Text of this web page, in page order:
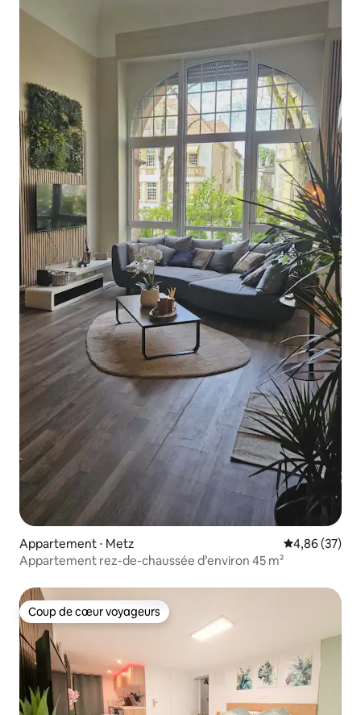
Appartement ⋅ Metz Évaluation
4,86 (37)
Appartement rez-de-chaussée d’environ 45 m²
Coup de cœur voyageurs
Coup de cœur voyageurs